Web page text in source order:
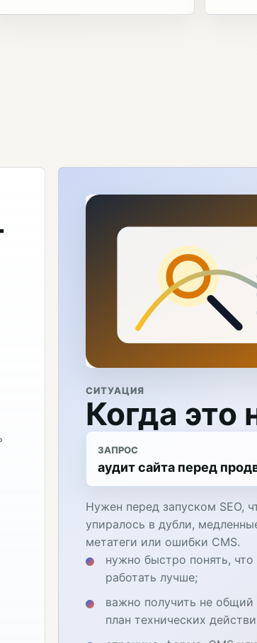
СИТУАЦИЯ
Когда это
ЗАПРОС
аудит сайта перед
Нужен перед запуском SEO,
упиралось в дубли,
метатеги или ошибки CMS.
нужно быстро понять,
работать лучше;
важно получить не общий
план технических